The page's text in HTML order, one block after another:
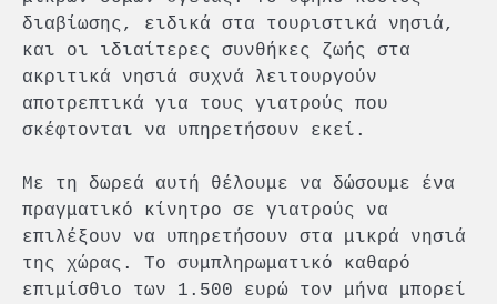
διαβίωσης, ειδικά στα τουριστικά νησιά,
και οι ιδιαίτερες συνθήκες ζωής στα
ακριτικά νησιά συχνά λειτουργούν
αποτρεπτικά για τους γιατρούς που
σκέφτονται να υπηρετήσουν εκεί.
Με τη δωρεά αυτή θέλουμε να δώσουμε ένα
πραγματικό κίνητρο σε γιατρούς να
επιλέξουν να υπηρετήσουν στα μικρά νησιά
της χώρας. Το συμπληρωματικό καθαρό
επιμίσθιο των 1.500 ευρώ τον μήνα μπορεί